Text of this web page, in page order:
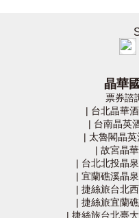
晶華
票券諮
| 台北晶華
| 台南晶英
| 太魯閣晶
| 故宮晶
| 台北北投晶
| 宜蘭礁溪晶
| 捷絲旅台北
| 捷絲旅宜蘭
| 捷絲旅台北臺